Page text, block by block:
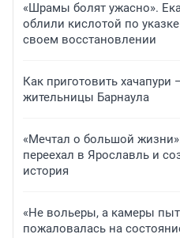
«Шрамы болят ужасно».
облили кислотой по
своем восстановлении
Как приготовить
жительницы Барнаула
«Мечтал о большой
переехал в Ярославль и
история
«Не вольеры, а камеры
пожаловалась на